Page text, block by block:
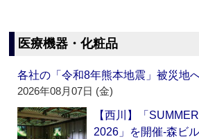
医療機器・化粧品
各社の「令和8年熊本地震」被災地
2026年08月07日 (金)
【西川】「
2026」を開催‐森ビ